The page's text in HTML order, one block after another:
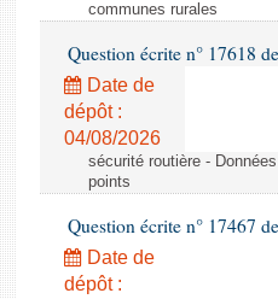
communes rurales
Question écrite n° 17618
Date de
dépôt :
04/08/2026
sécurité routière -
points
Question écrite n° 17467
Date de
dépôt :